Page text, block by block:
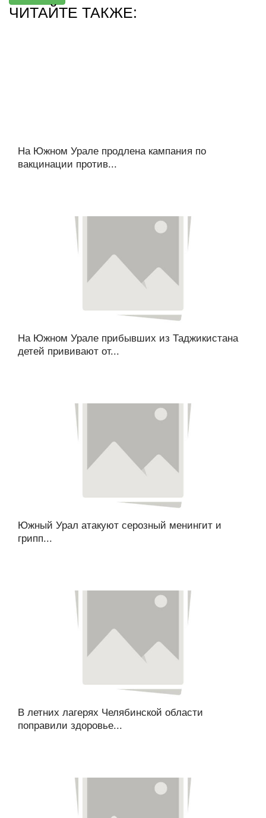
ЧИТАЙТЕ ТАКЖЕ:
На Южном Урале продлена кампания по
вакцинации против...
На Южном Урале прибывших из Таджикистана
детей прививают от...
Южный Урал атакуют серозный менингит и
грипп...
В летних лагерях Челябинской области
поправили здоровье...